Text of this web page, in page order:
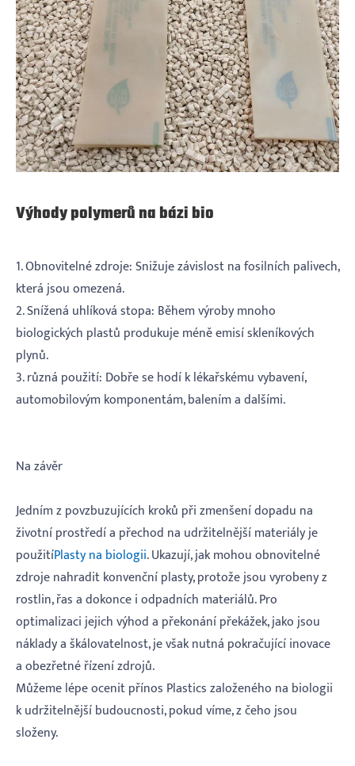
Výhody polymerů na bázi bio
1. Obnovitelné zdroje: Snižuje závislost na fosilních palivech,
která jsou omezená.
2. Snížená uhlíková stopa: Během výroby mnoho
biologických plastů produkuje méně emisí skleníkových
plynů.
3. různá použití: Dobře se hodí k lékařskému vybavení,
automobilovým komponentám, balením a dalšími.
Na závěr
Jedním z povzbuzujících kroků při zmenšení dopadu na
životní prostředí a přechod na udržitelnější materiály je
použitíPlasty na biologii. Ukazují, jak mohou obnovitelné
zdroje nahradit konvenční plasty, protože jsou vyrobeny z
rostlin, řas a dokonce i odpadních materiálů. Pro
optimalizaci jejich výhod a překonání překážek, jako jsou
náklady a škálovatelnost, je však nutná pokračující inovace
a obezřetné řízení zdrojů.
Můžeme lépe ocenit přínos Plastics založeného na biologii
k udržitelnější budoucnosti, pokud víme, z čeho jsou
složeny.